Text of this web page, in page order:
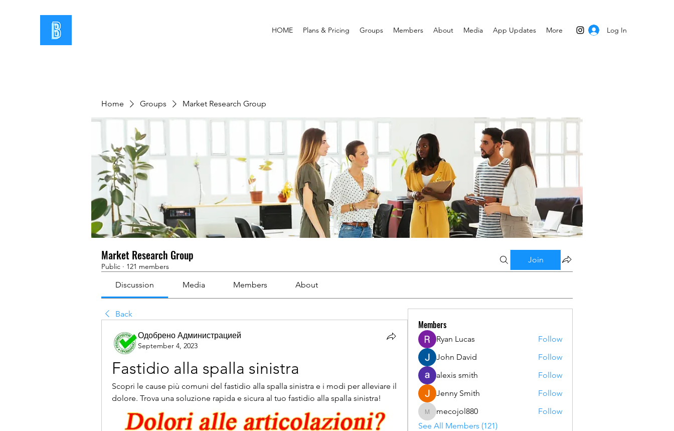
HOME Plans & Pricing Groups Members About Media App Updates More Log In
Home Groups Market Research Group
Market Research Group
Public · 121 members
Join
Discussion Media Members About
Back
Одобрено Администрацией
September 4, 2023
Fastidio alla spalla sinistra
Scopri le cause più comuni del fastidio alla spalla sinistra e i modi per alleviare il
dolore. Trova una soluzione rapida e sicura al tuo fastidio alla spalla sinistra!
Members
Ryan Lucas
Follow
John David
Follow
alexis smith
Follow
Jenny Smith
Follow
mecojol880
mecojol880
Follow
See All Members (121)